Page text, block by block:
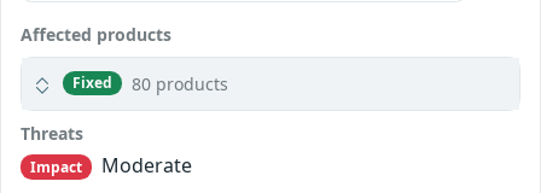
Affected products
Fixed 80 products
Threats
Impact
Moderate